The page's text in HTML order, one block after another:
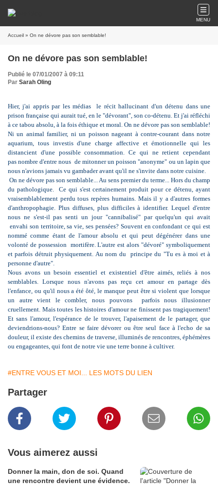
MENU
Accueil » On ne dévore pas son semblable!
On ne dévore pas son semblable!
Publié le 07/01/2007 à 09:11
Par Sarah Oling
Hier, j'ai appris par les médias le récit hallucinant d'un détenu dans une
prison française qui aurait tué, en le "dévorant", son co-détenu. Et j'ai réfléchi
à ce tabou absolu, à la fois éthique et moral. On ne dévore pas son semblable!
Ni un animal familier, ni un poisson nageant à contre-courant dans notre
aquarium, tous investis d'une charge affective et émotionnelle qui les
distancient d'une possible consommation. Ce qui ne retient cependant
pas nombre d'entre nous de mitonner un poisson "anonyme" ou un lapin que
nous n'avions jamais vu gambader avant qu'il ne s'invite dans notre cuisine.
On ne dévore pas son semblable... Au sens premier du terme... Hors du champ
du pathologique. Ce qui s'est certainement produit pour ce détenu, ayant
vraisemblablement perdu tous repères humains. Mais il y a d'autres formes
d'anthropophagie. Plus diffuses, plus difficiles à identifier. Lequel d'entre
nous ne s'est-il pas senti un jour "cannibalisé" par quelqu'un qui avait
envahi son territoire, sa vie, ses pensées? Souvent en confondant ce qui est
nommé comme étant de l'amour absolu et qui peut dégénérer dans une
volonté de possession mortifère. L'autre est alors "dévoré" symboliquement
et parfois détruit physiquement. Au nom du principe du "Tu es à moi et à
personne d'autre".
Nous avons un besoin essentiel et existentiel d'être aimés, reliés à nos
semblables. Lorsque nous n'avons pas reçu cet amour en partage dès
l'enfance, ou qu'il nous a été ôté, le manque peut être si violent que lorsque
un autre vient le combler, nous pouvons parfois nous illusionner
cruellement. Mais toutes les histoires d'amour ne finissent pas tragiquement!
Et sans l'amour, l'espérance de le trouver, l'apaisement de le partager, que
deviendrions-nous? Entre se faire dévorer ou être seul face à l'echo de sa
douleur, il existe des chemins de traverse, illuminés de rencontres, éphémères
ou engageantes, qui font de notre vie une terre bonne à cultiver.
#ENTRE VOUS ET MOI... LES MOTS DU LIEN
Partager
Vous aimerez aussi
Donner la main, don de soi. Quand
une rencontre devient une évidence.